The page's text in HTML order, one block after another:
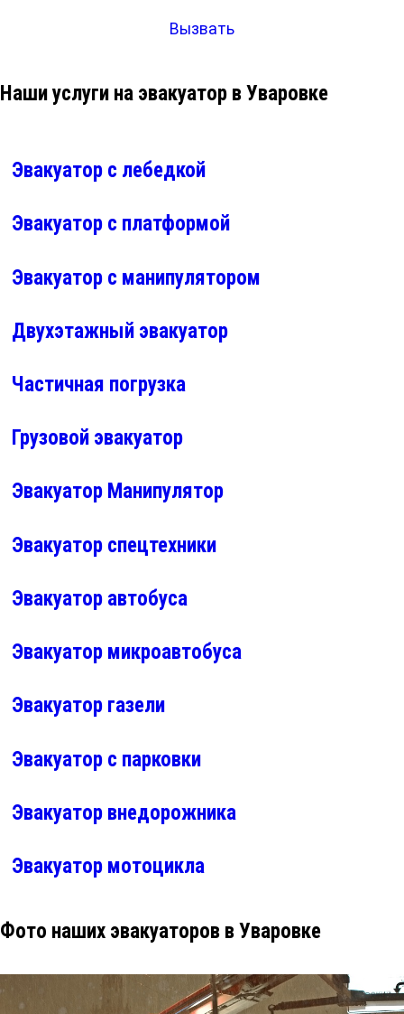
Вызвать
Наши услуги на эвакуатор в Уваровке
Эвакуатор с лебедкой
Эвакуатор с платформой
Эвакуатор с манипулятором
Двухэтажный эвакуатор
Частичная погрузка
Грузовой эвакуатор
Эвакуатор Манипулятор
Эвакуатор спецтехники
Эвакуатор автобуса
Эвакуатор микроавтобуса
Эвакуатор газели
Эвакуатор с парковки
Эвакуатор внедорожника
Эвакуатор мотоцикла
Фото наших эвакуаторов в Уваровке